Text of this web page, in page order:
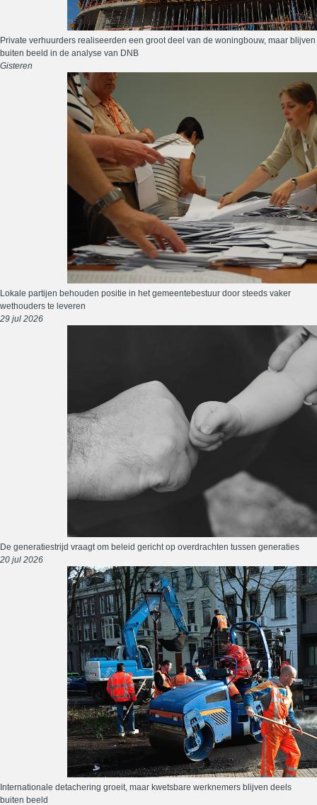
Private verhuurders realiseerden een groot deel van de woningbouw, maar blijven
buiten beeld in de analyse van DNB
Gisteren
Lokale partijen behouden positie in het gemeentebestuur door steeds vaker
wethouders te leveren
29 jul 2026
De generatiestrijd vraagt om beleid gericht op overdrachten tussen generaties
20 jul 2026
Internationale detachering groeit, maar kwetsbare werknemers blijven deels
buiten beeld